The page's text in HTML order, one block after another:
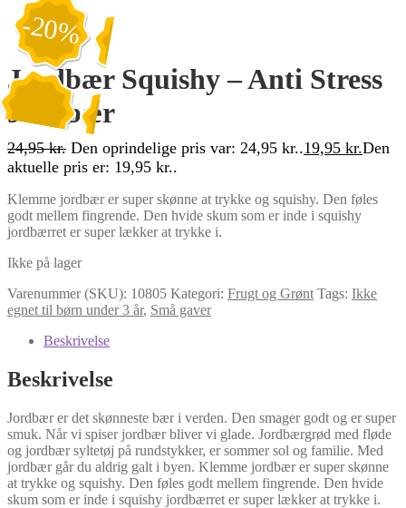
-20%
Jordbær Squishy – Anti Stress
Jordbær
24,95kr. Den oprindelige pris var: 24,95 kr..19,95 kr.Den
aktuelle pris er: 19,95 kr..
Klemme jordbær er super skønne at trykke og squishy. Den føles
godt mellem fingrende. Den hvide skum som er inde i squishy
jordbærret er super lækker at trykke i.
Ikke på lager
Varenummer (SKU): 10805 Kategori: Frugt og Grønt Tags: Ikke
egnet til børn under 3 år, Små gaver
Beskrivelse
Beskrivelse
Jordbær er det skønneste bær i verden. Den smager godt og er super
smuk. Når vi spiser jordbær bliver vi glade. Jordbærgrød med fløde
og jordbær syltetøj på rundstykker, er sommer sol og familie. Med
jordbær går du aldrig galt i byen. Klemme jordbær er super skønne
at trykke og squishy. Den føles godt mellem fingrende. Den hvide
skum som er inde i squishy jordbærret er super lækker at trykke i.